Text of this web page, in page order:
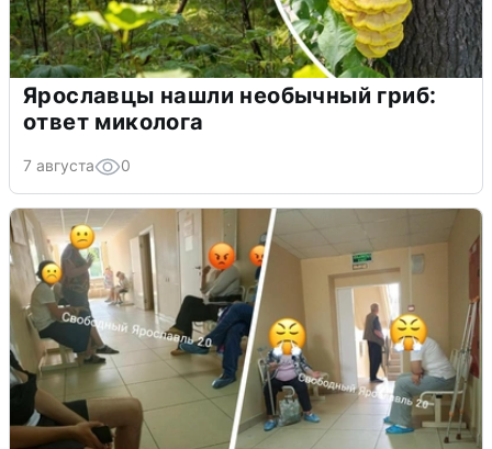
Ярославцы нашли необычный гриб:
ответ миколога
7 августа 0